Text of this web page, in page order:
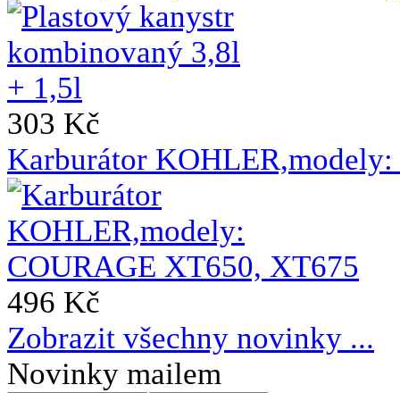
303 Kč
Karburátor
496 Kč
Zobrazit všechny novinky ...
Novinky mailem